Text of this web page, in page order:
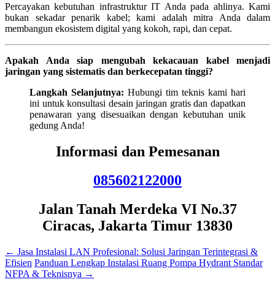
Percayakan kebutuhan infrastruktur IT Anda pada ahlinya. Kami
bukan sekadar penarik kabel; kami adalah mitra Anda dalam
membangun ekosistem digital yang kokoh, rapi, dan cepat.
Apakah Anda siap mengubah kekacauan kabel menjadi
jaringan yang sistematis dan berkecepatan tinggi?
Langkah Selanjutnya: Hubungi tim teknis kami hari
ini untuk konsultasi desain jaringan gratis dan dapatkan
penawaran yang disesuaikan dengan kebutuhan unik
gedung Anda!
Informasi dan Pemesanan
085602122000
Jalan Tanah Merdeka VI No.37
Ciracas, Jakarta Timur 13830
← Jasa Instalasi LAN Profesional: Solusi Jaringan Terintegrasi &
Efisien Panduan Lengkap Instalasi Ruang Pompa Hydrant Standar
NFPA & Teknisnya →